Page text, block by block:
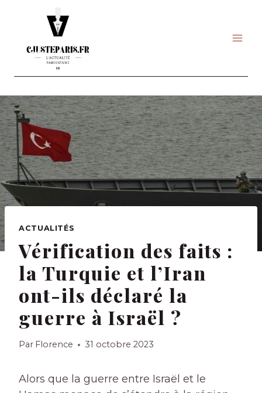
ACTUALITÉS
Vérification des faits :
la Turquie et l’Iran
ont-ils déclaré la
guerre à Israël ?
Par Florence 31 octobre 2023
Alors que la guerre entre Israël et le